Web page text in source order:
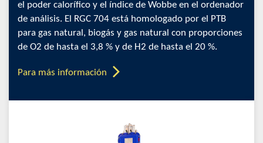
el poder calorífico y el índice de Wobbe en el ordenador
de análisis. El RGC 704 está homologado por el PTB
para gas natural, biogás y gas natural con proporciones
de O2 de hasta el 3,8 % y de H2 de hasta el 20 %.
Para más información